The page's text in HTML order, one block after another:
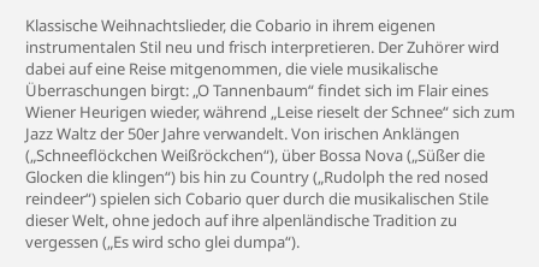
Klassische Weihnachtslieder, die Cobario in ihrem eigenen
instrumentalen Stil neu und frisch interpretieren. Der Zuhörer wird
dabei auf eine Reise mitgenommen, die viele musikalische
Überraschungen birgt: „O Tannenbaum“ findet sich im Flair eines
Wiener Heurigen wieder, während „Leise rieselt der Schnee“ sich zum
Jazz Waltz der 50er Jahre verwandelt. Von irischen Anklängen
(„Schneeflöckchen Weißröckchen“), über Bossa Nova („Süßer die
Glocken die klingen“) bis hin zu Country („Rudolph the red nosed
reindeer“) spielen sich Cobario quer durch die musikalischen Stile
dieser Welt, ohne jedoch auf ihre alpenländische Tradition zu
vergessen („Es wird scho glei dumpa“).